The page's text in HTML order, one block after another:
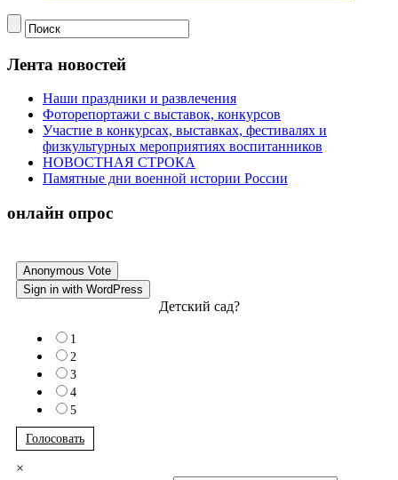
Лента новостей
Наши праздники и развлечения
Фоторепортажи с выставок, конкурсов
Участие в конкурсах, выставках, фестивалях и
физкультурных мероприятиях воспитанников
НОВОСТНАЯ СТРОКА
Памятные дни военной истории России
онлайн опрос
Anonymous Vote
Sign in with WordPress
Детский сад?
1
2
3
4
5
Голосовать
×